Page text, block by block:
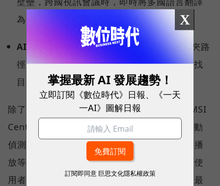
為繁體中文。
AI 智慧搜尋：不需要精確記住檔名或資料夾路
徑，用自然語言就能從茫茫資料海中精準查找
目標檔案。
除了微軟的生態系，MSI 更導入獨家研發的 MSI
Center 中控軟體，其中「AI 智慧引擎」能自動
偵測使用情境（如視訊會議、文書處理、影音播
放等），主動調節各項硬體設定與效能表現，使
用者無需動手調整參數，系統便能持續維持在最
X
掌握最新 AI 發展趨勢！
立即訂閱《數位時代》日報、《一天
一AI》圖解日報
訂閱即同意 巨思文化隱私權政策